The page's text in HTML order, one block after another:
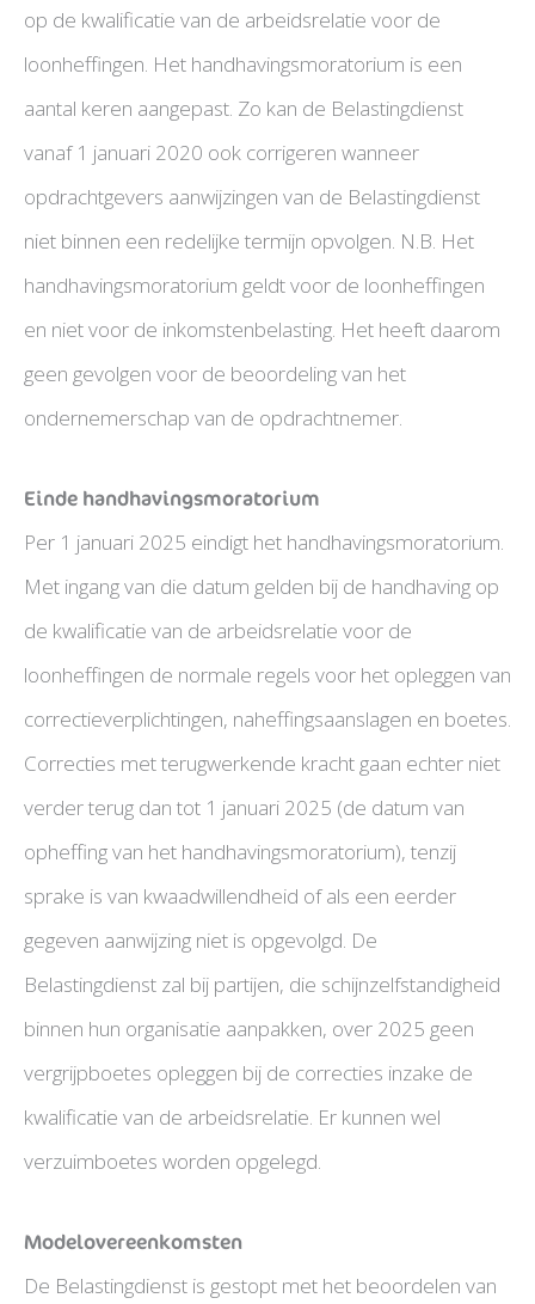
op de kwalificatie van de arbeidsrelatie voor de
loonheffingen. Het handhavingsmoratorium is een
aantal keren aangepast. Zo kan de Belastingdienst
vanaf 1 januari 2020 ook corrigeren wanneer
opdrachtgevers aanwijzingen van de Belastingdienst
niet binnen een redelijke termijn opvolgen. N.B. Het
handhavingsmoratorium geldt voor de loonheffingen
en niet voor de inkomstenbelasting. Het heeft daarom
geen gevolgen voor de beoordeling van het
ondernemerschap van de opdrachtnemer.
Einde handhavingsmoratorium
Per 1 januari 2025 eindigt het handhavingsmoratorium.
Met ingang van die datum gelden bij de handhaving op
de kwalificatie van de arbeidsrelatie voor de
loonheffingen de normale regels voor het opleggen van
correctieverplichtingen, naheffingsaanslagen en boetes.
Correcties met terugwerkende kracht gaan echter niet
verder terug dan tot 1 januari 2025 (de datum van
opheffing van het handhavingsmoratorium), tenzij
sprake is van kwaadwillendheid of als een eerder
gegeven aanwijzing niet is opgevolgd. De
Belastingdienst zal bij partijen, die schijnzelfstandigheid
binnen hun organisatie aanpakken, over 2025 geen
vergrijpboetes opleggen bij de correcties inzake de
kwalificatie van de arbeidsrelatie. Er kunnen wel
verzuimboetes worden opgelegd.
Modelovereenkomsten
De Belastingdienst is gestopt met het beoordelen van